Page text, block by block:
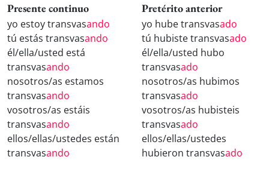
Presente continuo
yo estoy transvasando
tú estás transvasando
él/ella/usted está
transvasando
nosotros/as estamos
transvasando
vosotros/as estáis
transvasando
ellos/ellas/ustedes están
transvasando
Pretérito anterior
yo hube transvasado
tú hubiste transvasado
él/ella/usted hubo
transvasado
nosotros/as hubimos
transvasado
vosotros/as hubisteis
transvasado
ellos/ellas/ustedes
hubieron transvasado